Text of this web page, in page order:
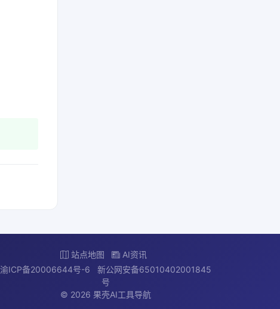
站点地图
AI资讯
渝ICP备20006644号-6
新公网安备65010402001845
号
© 2026 果壳AI工具导航